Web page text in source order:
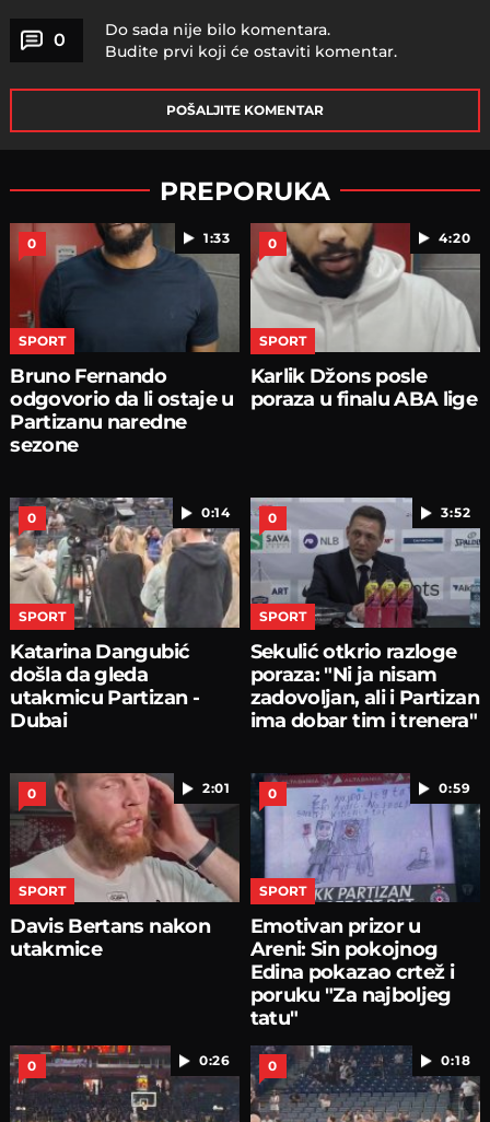
0
Do sada nije bilo komentara.
Budite prvi koji će ostaviti komentar.
POŠALJITE KOMENTAR
PREPORUKA
1:33
0
SPORT
Bruno Fernando
odgovorio da li ostaje u
Partizanu naredne
sezone
4:20
0
SPORT
Karlik Džons posle
poraza u finalu ABA lige
0:14
0
SPORT
Katarina Dangubić
došla da gleda
utakmicu Partizan -
Dubai
3:52
0
SPORT
Sekulić otkrio razloge
poraza: "Ni ja nisam
zadovoljan, ali i Partizan
ima dobar tim i trenera"
2:01
0
SPORT
Davis Bertans nakon
utakmice
0:59
0
SPORT
Emotivan prizor u
Areni: Sin pokojnog
Edina pokazao crtež i
poruku "Za najboljeg
tatu"
0:26
0 0:18
0